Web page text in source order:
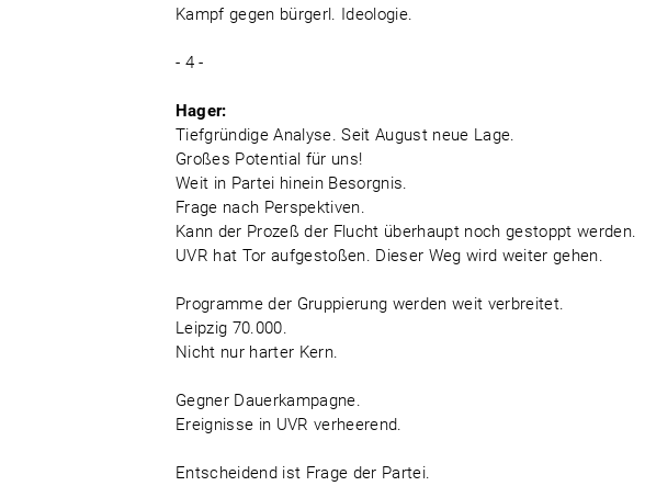
Kampf gegen bürgerl. Ideologie.
- 4 -
Hager:
Tiefgründige Analyse. Seit August neue Lage.
Großes Potential für uns!
Weit in Partei hinein Besorgnis.
Frage nach Perspektiven.
Kann der Prozeß der Flucht überhaupt noch gestoppt werden.
UVR hat Tor aufgestoßen. Dieser Weg wird weiter gehen.
Programme der Gruppierung werden weit verbreitet.
Leipzig 70.000.
Nicht nur harter Kern.
Gegner Dauerkampagne.
Ereignisse in UVR verheerend.
Entscheidend ist Frage der Partei.